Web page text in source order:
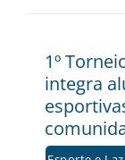
1º
integra